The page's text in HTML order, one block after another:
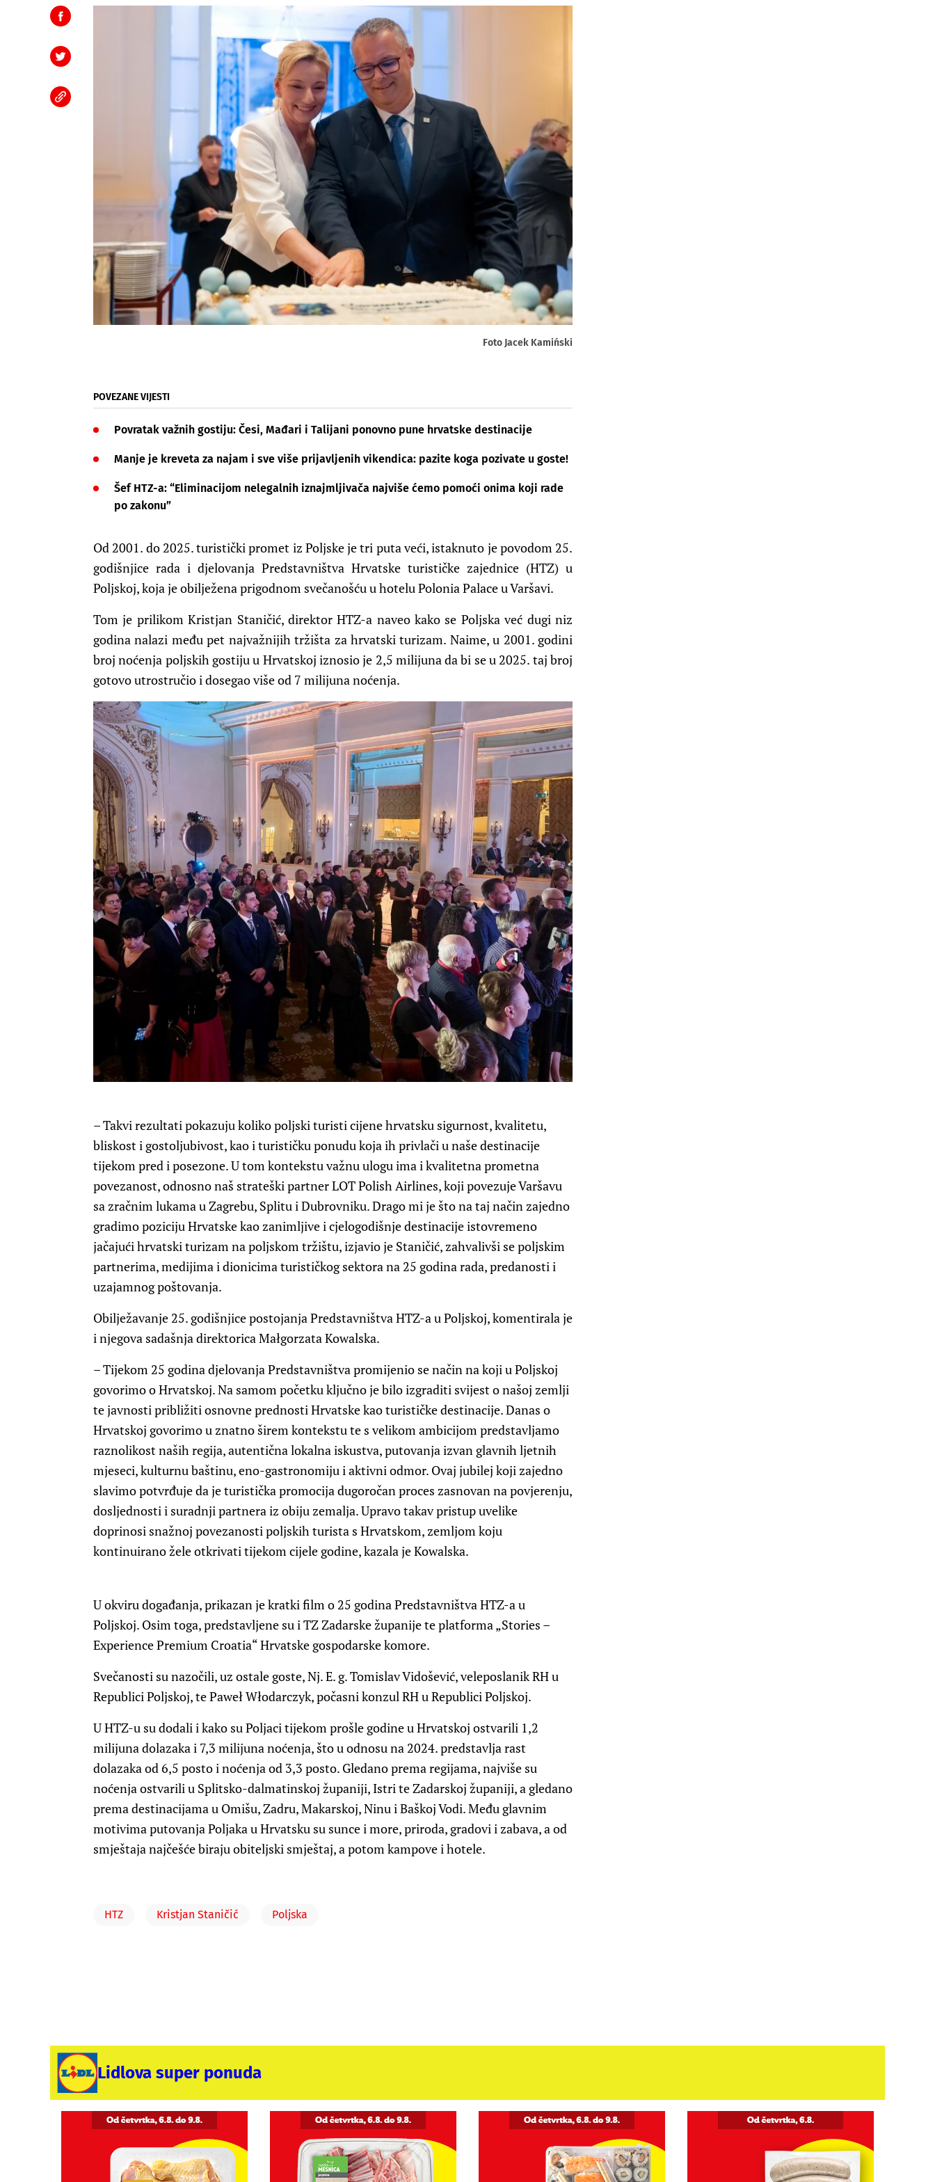
Foto Jacek Kamiński
POVEZANE VIJESTI
Povratak važnih gostiju: Česi, Mađari i Talijani ponovno pune hrvatske destinacije
Manje je kreveta za najam i sve više prijavljenih vikendica: pazite koga pozivate u goste!
Šef HTZ-a: “Eliminacijom nelegalnih iznajmljivača najviše ćemo pomoći onima koji rade
po zakonu”
Od 2001. do 2025. turistički promet iz Poljske jetri puta veći, istaknuto je povodom 25.
godišnjice rada i djelovanja Predstavništva Hrvatske turističke zajednice (HTZ) u
Poljskoj,koja je obilježena prigodnom svečanošću uhoteluPolonia Palace u Varšavi.
Tom je prilikom Kristjan Staničić, direktor HTZ-a naveo kako se Poljska već dugi niz
godina nalazi među pet najvažnijih tržišta za hrvatski turizam. Naime, u 2001. godini
broj noćenja poljskih gostiju u Hrvatskoj iznosio je 2,5 milijuna da bi se u 2025. taj broj
gotovo utrostručio i dosegao više od 7 milijuna noćenja.
–Takvi rezultati pokazuju koliko poljski turisti cijene hrvatsku sigurnost, kvalitetu,
bliskost i gostoljubivost, kao i turističku ponudu koja ih privlači u naše destinacije
tijekom pred i posezone. U tom kontekstu važnu ulogu ima i kvalitetna prometna
povezanost, odnosno naš strateški partner LOT Polish Airlines, koji povezuje Varšavu
sa zračnim lukama u Zagrebu, Splitu i Dubrovniku. Drago mi je što na taj način zajedno
gradimo poziciju Hrvatske kao zanimljive i cjelogodišnje destinacije istovremeno
jačajući hrvatski turizam na poljskom tržištu, izjavio je Staničić, zahvalivši se poljskim
partnerima, medijima i dionicima turističkog sektora na 25 godina rada, predanosti i
uzajamnog poštovanja.
Obilježavanje 25. godišnjice postojanja Predstavništva HTZ-a u Poljskoj, komentirala je
i njegova sadašnja direktorica Małgorzata Kowalska.
–Tijekom 25 godina djelovanja Predstavništva promijenio se način na koji u Poljskoj
govorimo o Hrvatskoj. Na samom početku ključno je bilo izgraditi svijest o našoj zemlji
te javnosti približiti osnovne prednosti Hrvatske kao turističke destinacije. Danas o
Hrvatskoj govorimo u znatno širem kontekstu te s velikom ambicijom predstavljamo
raznolikost naših regija, autentična lokalna iskustva, putovanja izvan glavnih ljetnih
mjeseci, kulturnu baštinu, eno-gastronomiju i aktivni odmor. Ovaj jubilej koji zajedno
slavimo potvrđuje da je turistička promocija dugoročan proces zasnovan na povjerenju,
dosljednosti i suradnji partnera iz obiju zemalja. Upravo takav pristup uvelike
doprinosi snažnoj povezanosti poljskih turista s Hrvatskom, zemljom koju
kontinuirano žele otkrivati tijekom cijele godine, kazala je Kowalska.
U okviru događanja, prikazan je kratki film o 25 godina Predstavništva HTZ-a u
Poljskoj. Osim toga, predstavljene su i TZ Zadarske županije te platforma „Stories –
Experience Premium Croatia“ Hrvatske gospodarske komore.
Svečanosti su nazočili, uz ostale goste,Nj. E. g. Tomislav Vidošević, veleposlanik RH u
Republici Poljskoj,tePaweł Włodarczyk, počasni konzul RH u Republici Poljskoj.
U HTZ-u su dodali i kako su Poljaci tijekom prošle godine u Hrvatskoj ostvarili 1,2
milijuna dolazaka i 7,3 milijuna noćenja, što u odnosu na 2024. predstavlja rast
dolazaka od 6,5 postoi noćenja od 3,3 posto. Gledano prema regijama, najviše su
noćenja ostvarili u Splitsko-dalmatinskoj županiji, Istri te Zadarskoj županiji, a gledano
prema destinacijama u Omišu, Zadru, Makarskoj, Ninu i Baškoj Vodi. Među glavnim
motivima putovanja Poljaka u Hrvatsku su sunce i more, priroda, gradovi i zabava, a od
smještaja najčešće biraju obiteljski smještaj, a potom kampove i hotele.
HTZ Kristjan Staničić Poljska
Lidlova super ponuda